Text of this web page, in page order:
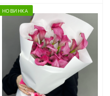
НОВИНКА